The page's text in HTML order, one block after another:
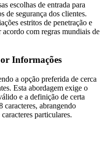
escolhas de entrada para
de segurança dos clientes.
estritos de penetração e
acordo com regras mundiais de
Informações
a opção preferida de cerca
Esta abordagem exige o
e a definição de certa
caracteres, abrangendo
particulares.